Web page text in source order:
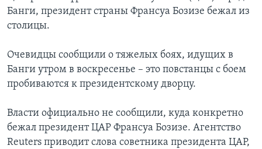
Банги, президент страны Франсуа Бозизе бежал из
столицы.
Очевидцы сообщили о тяжелых боях, идущих в
Банги утром в воскресенье – это повстанцы с боем
пробиваются к президентскому дворцу.
Власти официально не сообщили, куда конкретно
бежал президент ЦАР Франсуа Бозизе. Агентство
Reuters приводит слова советника президента ЦАР,